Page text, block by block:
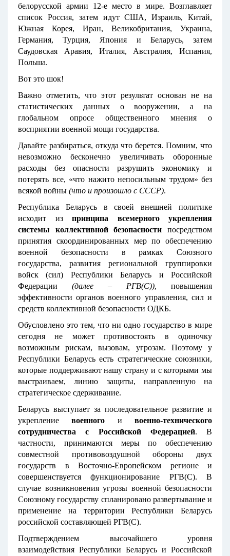
белорусской армии 12-е место в мире. Возглавляет
список Россия, затем идут США, Израиль, Китай,
Южная Корея, Иран, Великобритания, Украина,
Германия, Турция, Япония и Беларусь, затем
Саудовская Аравия, Италия, Австралия, Испания,
Польша.
Вот это шок!
Важно отметить, что этот результат основан не на
статистических данных о вооружении, а на
глобальном опросе общественного мнения о
восприятии военной мощи государства.
Давайте разбираться, откуда что берется. Помним, что
невозможно бесконечно увеличивать оборонные
расходы без опасности разрушить экономику и
потерять все, «что нажито непосильным трудом» без
всякой войны (что и произошло с СССР).
Республика Беларусь в своей внешней политике
исходит из принципа всемерного укрепления
системы коллективной безопасности посредством
принятия скоординированных мер по обеспечению
военной безопасности в рамках Союзного
государства, развития региональной группировки
войск (сил) Республики Беларусь и Российской
Федерации (далее – РГВ(С)), повышения
эффективности органов военного управления, сил и
средств коллективной безопасности ОДКБ.
Обусловлено это тем, что ни одно государство в мире
сегодня не может противостоять в одиночку
возможным рискам, вызовам, угрозам. Поэтому у
Республики Беларусь есть стратегические союзники,
которые поддерживают нашу страну и с которыми мы
выстраиваем, линию защиты, направленную на
стратегическое сдерживание.
Беларусь выступает за последовательное развитие и
укреплениевоенного ивоенно-технического
сотрудничества с Российской Федерацией. В
частности, принимаются меры по обеспечению
совместной противовоздушной обороны двух
государств в Восточно-Европейском регионе и
совершенствуется функционирование РГВ(С). В
случае возникновения угрозы военной безопасности
Союзному государству спланировано развертывание и
применение на территории Республики Беларусь
российской составляющей РГВ(С).
Подтверждением высочайшего уровня
взаимодействия Республики Беларусь и Российской